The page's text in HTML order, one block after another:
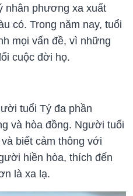
nhân phương xa xuất
có. Trong năm nay, tuổi
mọi vấn đề, vì những
cuộc đời họ.
tuổi Tý đa phần
và hòa đồng. Người tuổi
biết cảm thông với
hiền hòa, thích đến
là xa lạ.